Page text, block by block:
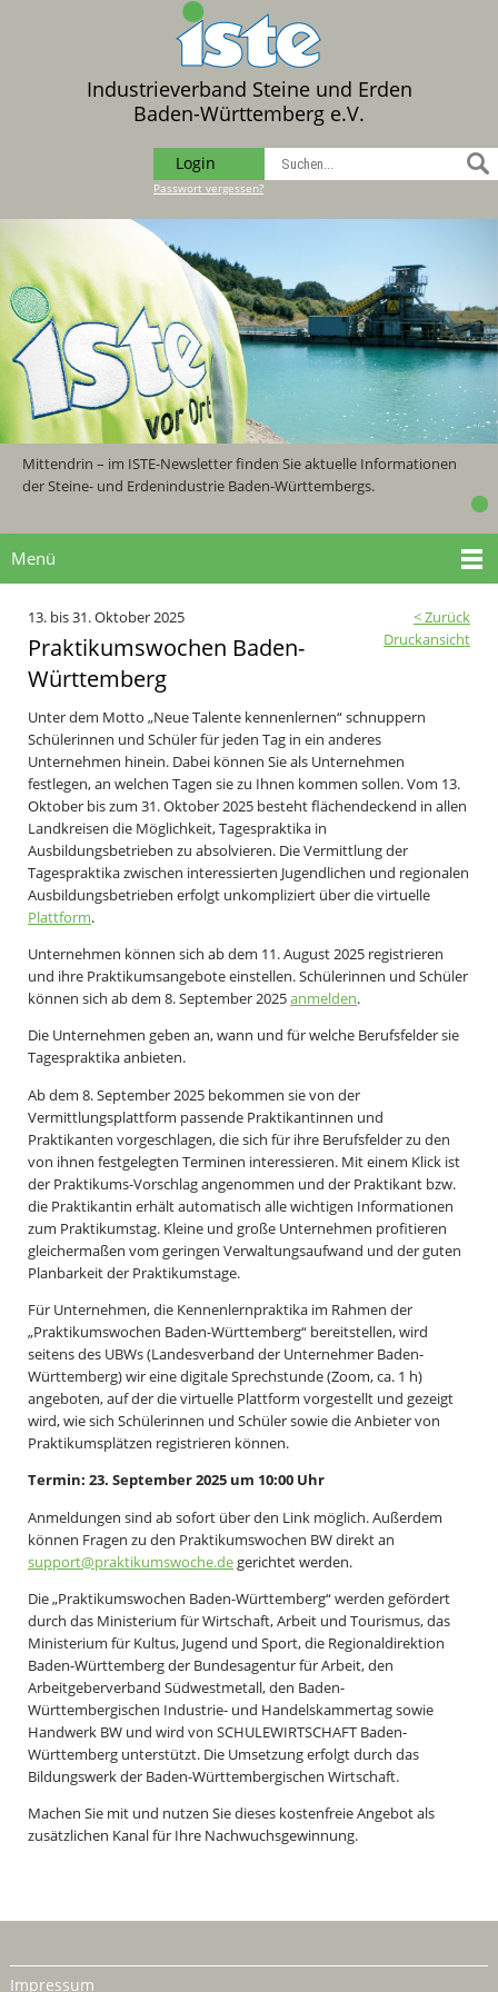
Industrieverband Steine und Erden
Baden-Württemberg e.V.
Login
Passwort vergessen?
Mittendrin – im ISTE-Newsletter finden Sie aktuelle Informationen
der Steine- und Erdenindustrie Baden-Württembergs.
Menü
< Zurück
Druckansicht
13. bis 31. Oktober 2025
Praktikumswochen Baden-
Württemberg
Unter dem Motto „Neue Talente kennenlernen“ schnuppern
Schülerinnen und Schüler für jeden Tag in ein anderes
Unternehmen hinein. Dabei können Sie als Unternehmen
festlegen, an welchen Tagen sie zu Ihnen kommen sollen. Vom 13.
Oktober bis zum 31. Oktober 2025 besteht flächendeckend in allen
Landkreisen die Möglichkeit, Tagespraktika in
Ausbildungsbetrieben zu absolvieren. Die Vermittlung der
Tagespraktika zwischen interessierten Jugendlichen und regionalen
Ausbildungsbetrieben erfolgt unkompliziert über die virtuelle
Plattform.
Unternehmen können sich ab dem 11. August 2025 registrieren
und ihre Praktikumsangebote einstellen. Schülerinnen und Schüler
können sich ab dem 8. September 2025anmelden.
Die Unternehmen geben an, wann und für welche Berufsfelder sie
Tagespraktika anbieten.
Ab dem 8. September 2025 bekommen sie von der
Vermittlungsplattform passende Praktikantinnen und
Praktikanten vorgeschlagen, die sich für ihre Berufsfelder zu den
von ihnen festgelegten Terminen interessieren. Mit einem Klick ist
der Praktikums-Vorschlag angenommen und der Praktikant bzw.
die Praktikantin erhält automatisch alle wichtigen Informationen
zum Praktikumstag. Kleine und große Unternehmen profitieren
gleichermaßen vom geringen Verwaltungsaufwand und der guten
Planbarkeit der Praktikumstage.
Für Unternehmen, die Kennenlernpraktika im Rahmen der
„Praktikumswochen Baden-Württemberg“ bereitstellen, wird
seitens des UBWs (Landesverband der Unternehmer Baden-
Württemberg) wir eine digitale Sprechstunde (Zoom, ca. 1 h)
angeboten, auf der die virtuelle Plattform vorgestellt und gezeigt
wird, wie sich Schülerinnen und Schüler sowie die Anbieter von
Praktikumsplätzen registrieren können.
Termin: 23. September 2025 um 10:00 Uhr
Anmeldungen sind ab sofort über den Link möglich. Außerdem
können Fragen zu den Praktikumswochen BW direkt an
support@praktikumswoche.degerichtet werden.
Die „Praktikumswochen Baden-Württemberg“ werden gefördert
durch das Ministerium für Wirtschaft, Arbeit und Tourismus, das
Ministerium für Kultus, Jugend und Sport, die Regionaldirektion
Baden-Württemberg der Bundesagentur für Arbeit, den
Arbeitgeberverband Südwestmetall, den Baden-
Württembergischen Industrie- und Handelskammertag sowie
Handwerk BW und wird von SCHULEWIRTSCHAFT Baden-
Württemberg unterstützt. Die Umsetzung erfolgt durch das
Bildungswerk der Baden-Württembergischen Wirtschaft.
Machen Sie mit und nutzen Sie dieses kostenfreie Angebot als
zusätzlichen Kanal für Ihre Nachwuchsgewinnung.
Impressum